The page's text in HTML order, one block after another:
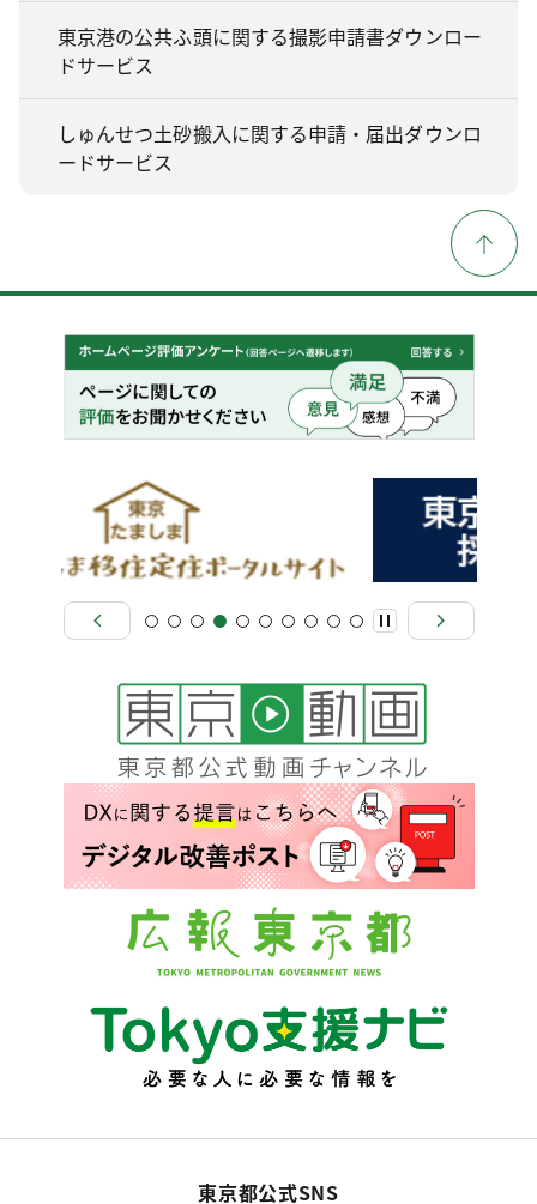
東京港の公共ふ頭に関する撮影申請書ダウンロー
ドサービス
しゅんせつ土砂搬入に関する申請・届出ダウンロ
ードサービス
東京都公式SNS